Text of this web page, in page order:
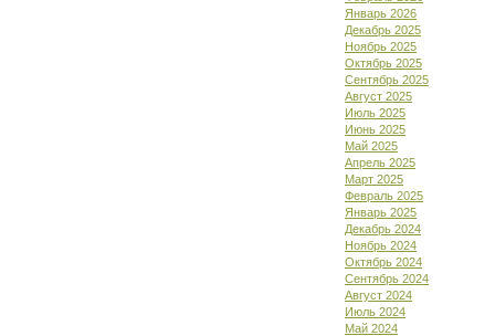
Январь 2026
Декабрь 2025
Ноябрь 2025
Октябрь 2025
Сентябрь 2025
Август 2025
Июль 2025
Июнь 2025
Май 2025
Апрель 2025
Март 2025
Февраль 2025
Январь 2025
Декабрь 2024
Ноябрь 2024
Октябрь 2024
Сентябрь 2024
Август 2024
Июль 2024
Май 2024